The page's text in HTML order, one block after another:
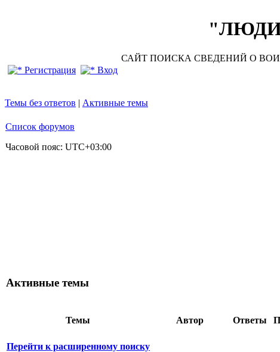
"ЛЮДИ
САЙТ ПОИСКА СВЕДЕНИЙ О
Регистрация
Вход
Темы без ответов | Активные темы
Список форумов
Часовой пояс: UTC+03:00
Активные темы
Темы
Автор Ответы
Перейти к расширенному поиску